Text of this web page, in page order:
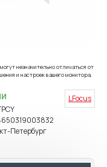
незначительно отличаться от
и настроек вашего монитора,
Петербург
LFocus